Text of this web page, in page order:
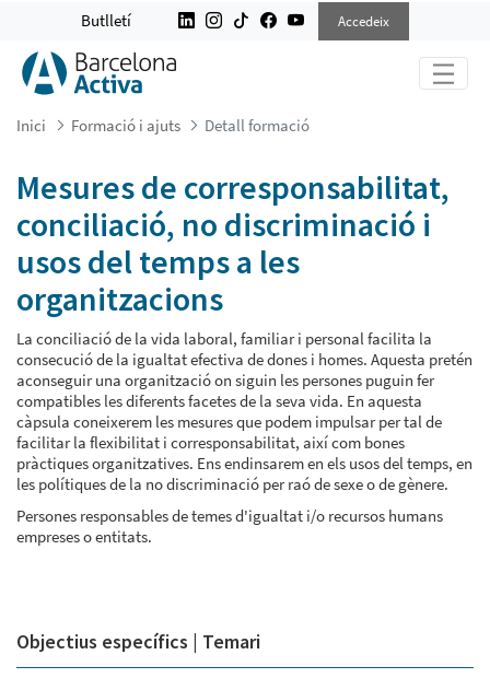
MESURES DE
Butlletí Accedeix
Inici Formació i ajuts Detall formació
Mesures de corresponsabilitat,
conciliació, no discriminació i
usos del temps a les
organitzacions
La conciliació de la vida laboral, familiar i personal facilita la
consecució de la igualtat efectiva de dones i homes. Aquesta pretén
aconseguir una organització on siguin les persones puguin fer
compatibles les diferents facetes de la seva vida. En aquesta
càpsula coneixerem les mesures que podem impulsar per tal de
facilitar la flexibilitat i corresponsabilitat, així com bones
pràctiques organitzatives. Ens endinsarem en els usos del temps, en
les polítiques de la no discriminació per raó de sexe o de gènere.
Persones responsables de temes d'igualtat i/o recursos humans
empreses o entitats.
Objectius específics | Temari